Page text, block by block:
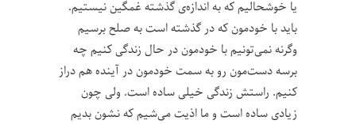
یا خوشحالیم که به اندازه‌ی گذشته غمگین نیستیم.
باید با خودمون که در گذشته است به صلح برسیم
وگرنه نمی‌تونیم با خودمون در حال زندگی کنیم چه
برسه دست‌مون رو به سمت خودمون در آینده هم دراز
کنیم. راستش زندگی خیلی ساده است. ولی چون
زیادی ساده است و ما اذیت می‌شیم که نشون بدیم